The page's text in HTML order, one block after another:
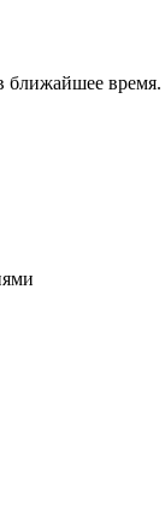
ближайшее время.